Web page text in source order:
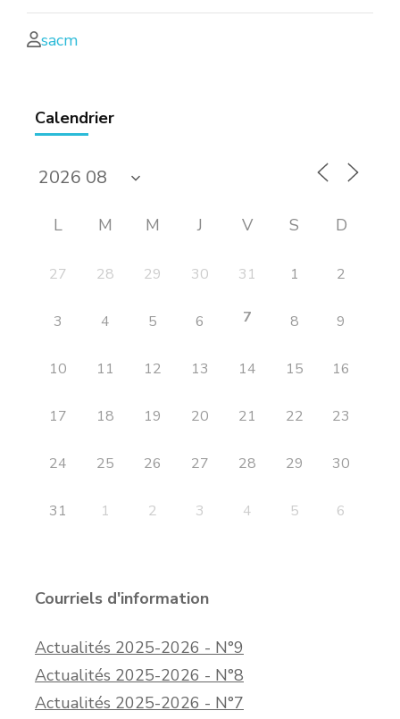
sacm
Calendrier
L M M J V S D
27 28 29 30 31 1 2
3 4 5 6 7 8 9
10 11 12 13 14 15 16
17 18 19 20 21 22 23
24 25 26 27 28 29 30
31 1 2 3 4 5 6
Courriels d'information
Actualités 2025-2026 - N°9
Actualités 2025-2026 - N°8
Actualités 2025-2026 - N°7